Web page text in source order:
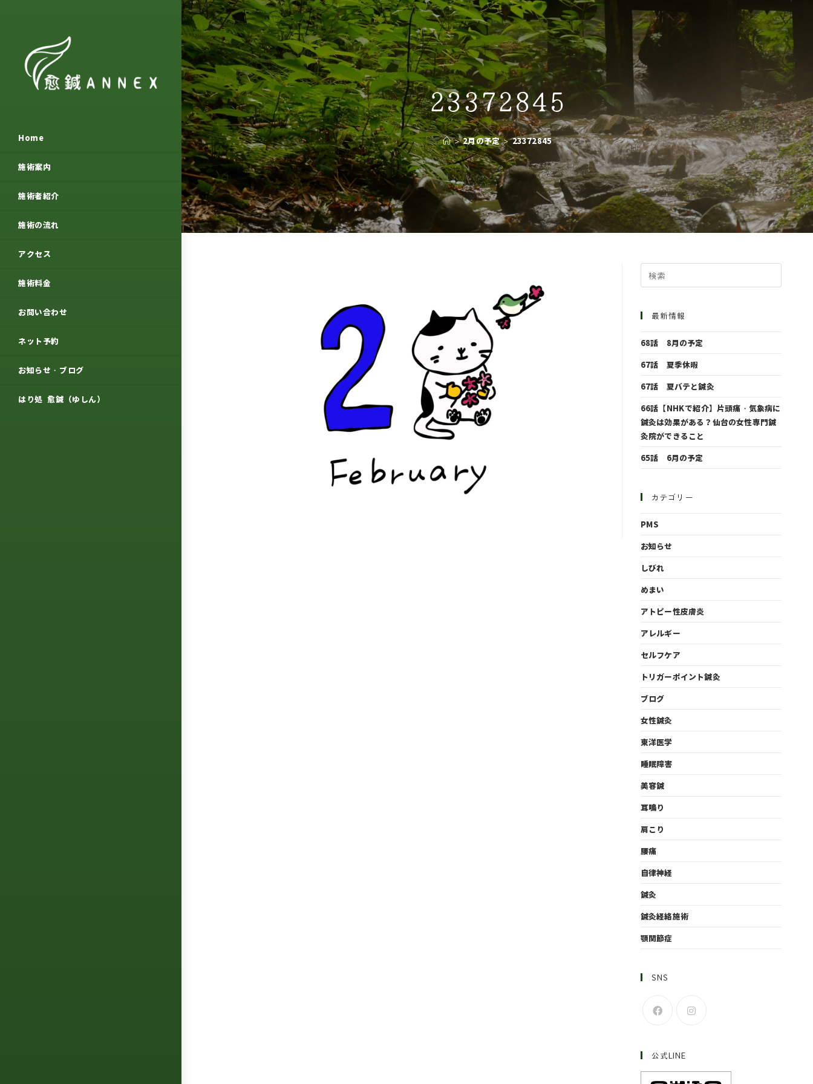
Home
施術案内
施術者紹介
施術の流れ
アクセス
施術料金
お問い合わせ
ネット予約
お知らせ・ブログ
はり処 愈鍼（ゆしん）
23372845
> 2月の予定 > 23372845
最新情報
68話 8月の予定
67話 夏季休暇
67話 夏バテと鍼灸
66話【NHKで紹介】片頭痛・気象病に
鍼灸は効果がある？仙台の女性専門鍼
灸院ができること
65話 6月の予定
カテゴリー
PMS
お知らせ
しびれ
めまい
アトピー性皮膚炎
アレルギー
セルフケア
トリガーポイント鍼灸
ブログ
女性鍼灸
東洋医学
睡眠障害
美容鍼
耳鳴り
肩こり
腰痛
自律神経
鍼灸
鍼灸経絡施術
顎関節症
SNS
公式LINE